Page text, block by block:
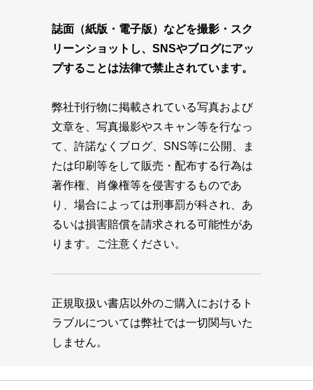
誌面（紙版・電子版）などを撮影・スク
リーンショットし、SNSやブログにアッ
プすることは法律で禁止されています。
弊社刊行物に掲載されている写真および
文章を、写真撮影やスキャン等を行なっ
て、許諾なくブログ、SNS等に公開、ま
たは印刷等をして販売・配布する行為は
著作権、肖像権等を侵害するものであ
り、場合によっては刑事罰が科され、あ
るいは損害賠償を請求される可能性があ
ります。ご注意ください。
正規取扱い書店以外のご購入におけるト
ラブルについては弊社では一切関与いた
しません。